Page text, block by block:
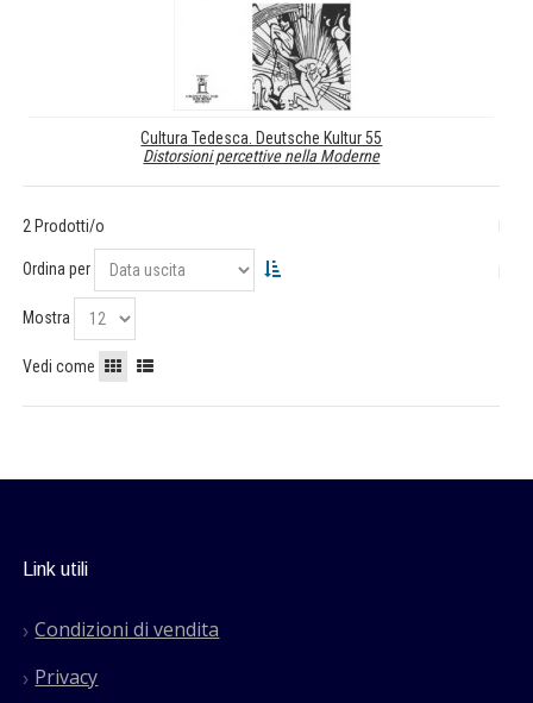
Cultura Tedesca. Deutsche Kultur 55
Distorsioni percettive nella Moderne
2 Prodotti/o
Ordina per
Mostra
Vedi come
Link utili
Condizioni di vendita
Privacy